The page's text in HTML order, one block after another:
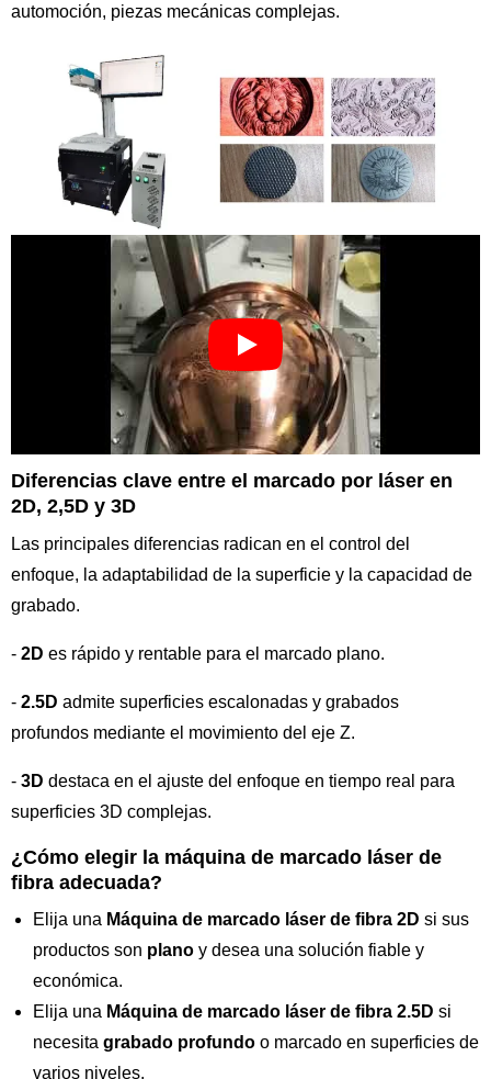
automoción, piezas mecánicas complejas.
Diferencias clave entre el marcado por láser en
2D, 2,5D y 3D
Las principales diferencias radican en el control del
enfoque, la adaptabilidad de la superficie y la capacidad de
grabado.
- 2D es rápido y rentable para el marcado plano.
- 2.5D admite superficies escalonadas y grabados
profundos mediante el movimiento del eje Z.
- 3D destaca en el ajuste del enfoque en tiempo real para
superficies 3D complejas.
¿Cómo elegir la máquina de marcado láser de
fibra adecuada?
Elija una Máquina de marcado láser de fibra 2D si sus
productos son plano y desea una solución fiable y
económica.
Elija una Máquina de marcado láser de fibra 2.5D si
necesita grabado profundo o marcado en superficies de
varios niveles.